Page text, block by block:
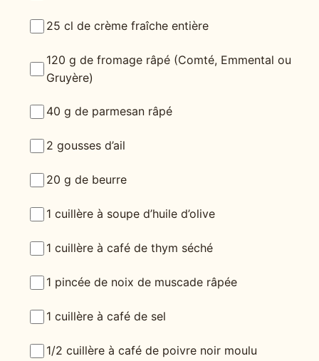
25 cl de crème fraîche entière
120 g de fromage râpé (Comté, Emmental ou
Gruyère)
40 g de parmesan râpé
2 gousses d’ail
20 g de beurre
1 cuillère à soupe d’huile d’olive
1 cuillère à café de thym séché
1 pincée de noix de muscade râpée
1 cuillère à café de sel
1/2 cuillère à café de poivre noir moulu